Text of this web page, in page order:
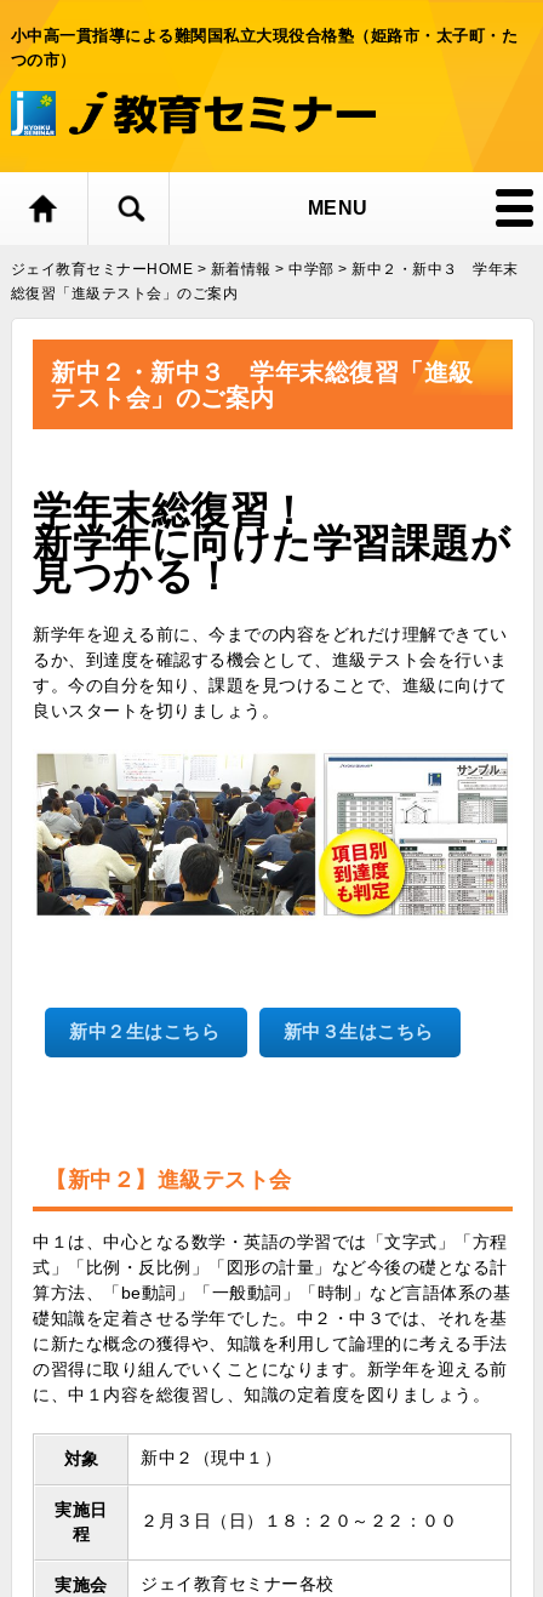
小中高一貫指導による難関国私立大現役合格塾（姫路市・太子町・た
つの市）
MENU
ジェイ教育セミナーHOME > 新着情報 >中学部 >新中２・新中３ 学年末
総復習「進級テスト会」のご案内
新中２・新中３ 学年末総復習「進級
テスト会」のご案内
学年末総復習！
新学年に向けた学習課題が
見つかる！
新学年を迎える前に、今までの内容をどれだけ理解できてい
るか、到達度を確認する機会として、進級テスト会を行いま
す。今の自分を知り、課題を見つけることで、進級に向けて
良いスタートを切りましょう。
新中２生はこちら 新中３生はこちら
【新中２】進級テスト会
中１は、中心となる数学・英語の学習では「文字式」「方程
式」「比例・反比例」「図形の計量」など今後の礎となる計
算方法、「be動詞」「一般動詞」「時制」など言語体系の基
礎知識を定着させる学年でした。中２・中３では、それを基
に新たな概念の獲得や、知識を利用して論理的に考える手法
の習得に取り組んでいくことになります。新学年を迎える前
に、中１内容を総復習し、知識の定着度を図りましょう。
対象 新中２（現中１）
実施日
程
２月３日（日）１８：２０～２２：００
実施会
ジェイ教育セミナー各校